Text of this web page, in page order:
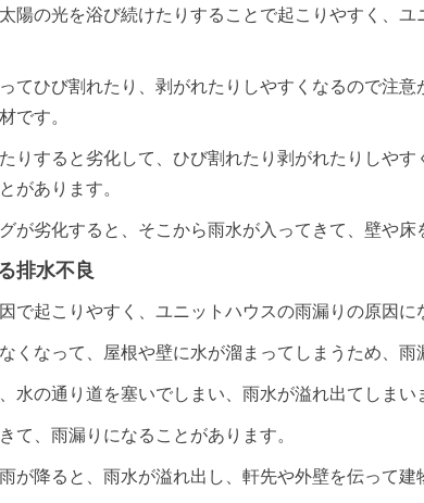
陽の光を浴び続けたりすることで起こりやすく、
てひび割れたり、剥がれたりしやすくなるので注
です。
りすると劣化して、ひび割れたり剥がれたりしや
があります。
が劣化すると、そこから雨水が入ってきて、壁や床
排水不良
で起こりやすく、ユニットハウスの雨漏りの原因に
くなって、屋根や壁に水が溜まってしまうため、雨
の通り道を塞いでしまい、雨水が溢れ出てしまい
、雨漏りになることがあります。
が降ると、雨水が溢れ出し、軒先や外壁を伝って建